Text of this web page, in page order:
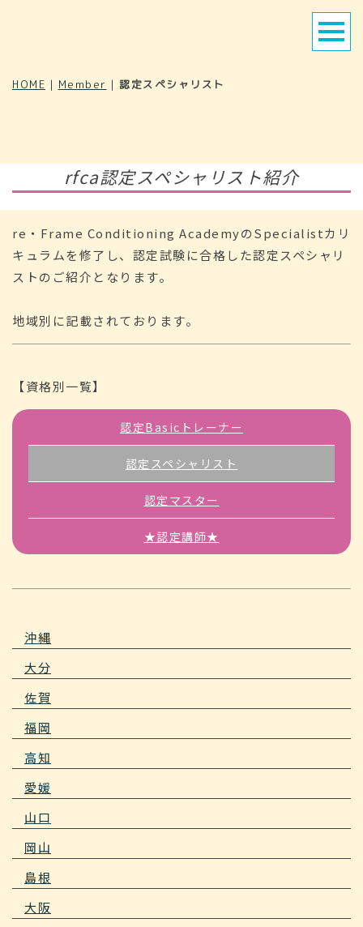
HOME | Member | 認定スペシャリスト
rfca認定スペシャリスト紹介
re・Frame Conditioning AcademyのSpecialistカリ
キュラムを修了し、認定試験に合格した認定スペシャリ
ストのご紹介となります。
地域別に記載されております。
【資格別一覧】
認定Basicトレーナー
認定スペシャリスト
認定マスター
★認定講師★
沖縄
大分
佐賀
福岡
高知
愛媛
山口
岡山
島根
大阪